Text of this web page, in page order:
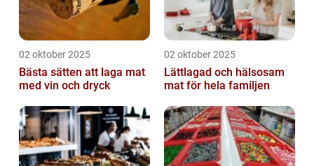
02 oktober 2025
Bästa sätten att laga mat
med vin och dryck
02 oktober 2025
Lättlagad och hälsosam
mat för hela familjen